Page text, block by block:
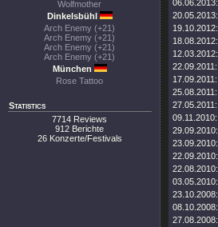
Wolfmother
Dinkelsbühl
Arch Enemy (+21)
Arch Enemy (+21)
Arch Enemy (+21)
Arch Enemy (+21)
München
Rose Tattoo
Statistics
7714 Reviews
912 Berichte
26 Konzerte/Festivals
06.06.2013:
20.05.2013:
19.10.2012:
18.08.2012:
12.03.2012:
22.09.2011:
17.09.2011:
25.08.2011:
27.05.2011:
09.11.2010:
29.09.2010:
23.09.2010:
22.09.2010:
22.08.2010:
03.05.2010:
23.10.2008:
08.10.2008:
27.08.2008: